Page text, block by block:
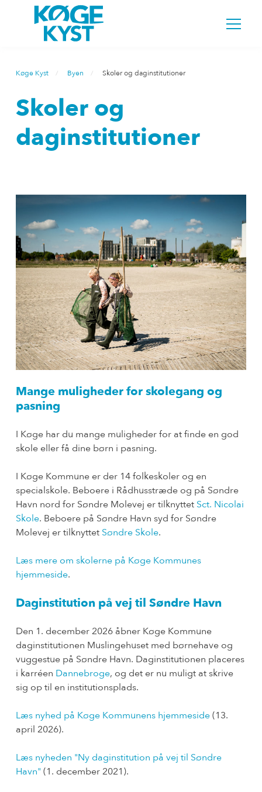
Køge Kyst Byen Skoler og daginstitutioner
Skoler og
daginstitutioner
Mange muligheder for skolegang og
pasning
I Køge har du mange muligheder for at finde en god
skole eller få dine børn i pasning.
I Køge Kommune er der 14 folkeskoler og en
specialskole. Beboere i Rådhusstræde og på Søndre
Havn nord for Søndre Molevej er tilknyttet Sct. Nicolai
Skole. Beboere på Søndre Havn syd for Søndre
Molevej er tilknyttet Søndre Skole.
Læs mere om skolerne på Køge Kommunes
hjemmeside.
Daginstitution på vej til Søndre Havn
Den 1. december 2026 åbner Køge Kommune
daginstitutionen Muslingehuset med børnehave og
vuggestue på Søndre Havn. Daginstitutionen placeres
i karréen Dannebroge, og det er nu muligt at skrive
sig op til en institutionsplads.
Læs nyhed på Køge Kommunens hjemmeside(13.
april 2026).
Læs nyheden "Ny daginstitution på vej til Søndre
Havn" (1. december 2021).